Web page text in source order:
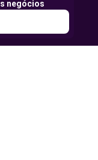
negócios